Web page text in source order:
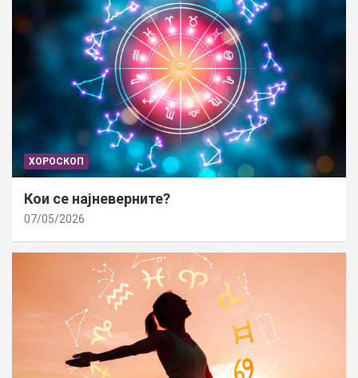
ХОРОСКОП
Кои се најневерните?
07/05/2026